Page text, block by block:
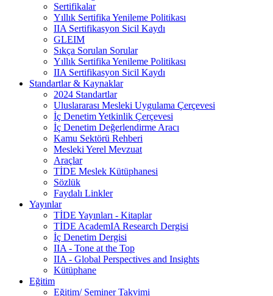
Sertifikalar
Yıllık Sertifika Yenileme Politikası
IIA Sertifikasyon Sicil Kaydı
GLEIM
Sıkça Sorulan Sorular
Yıllık Sertifika Yenileme Politikası
IIA Sertifikasyon Sicil Kaydı
Standartlar & Kaynaklar
2024 Standartlar
Uluslararası Mesleki Uygulama Çerçevesi
İç Denetim Yetkinlik Çerçevesi
İç Denetim Değerlendirme Aracı
Kamu Sektörü Rehberi
Mesleki Yerel Mevzuat
Araçlar
TİDE Meslek Kütüphanesi
Sözlük
Faydalı Linkler
Yayınlar
TİDE Yayınları - Kitaplar
TİDE AcademIA Research Dergisi
İç Denetim Dergisi
IIA - Tone at the Top
IIA - Global Perspectives and Insights
Kütüphane
Eğitim
Eğitim/ Seminer Takvimi